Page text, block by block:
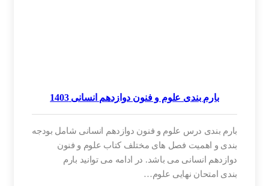
بارم بندی علوم و فنون دوازدهم انسانی 1403
بارم بندی درس علوم و فنون دوازدهم انسانی شامل بودجه
بندی و اهمیت فصل های مختلف کتاب علوم و فنون
دوازدهم انسانی می باشد. در ادامه می توانید بارم
بندی امتحان نهایی علوم…